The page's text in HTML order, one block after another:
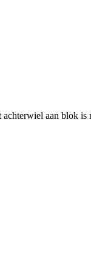
aan blok is